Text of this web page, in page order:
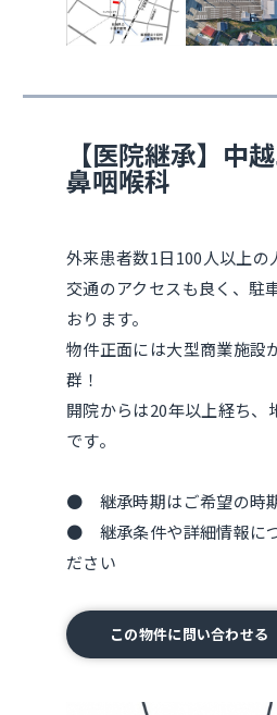
【医院継承】中
鼻咽喉科
外来患者数1日100人以上の
交通のアクセスも良く、駐
おります。
物件正面には大型商業施設
群！
開院からは20年以上経ち、
です。
● 継承時期はご希望の時
● 継承条件や詳細情報に
ださい
この物件に問い合わせる